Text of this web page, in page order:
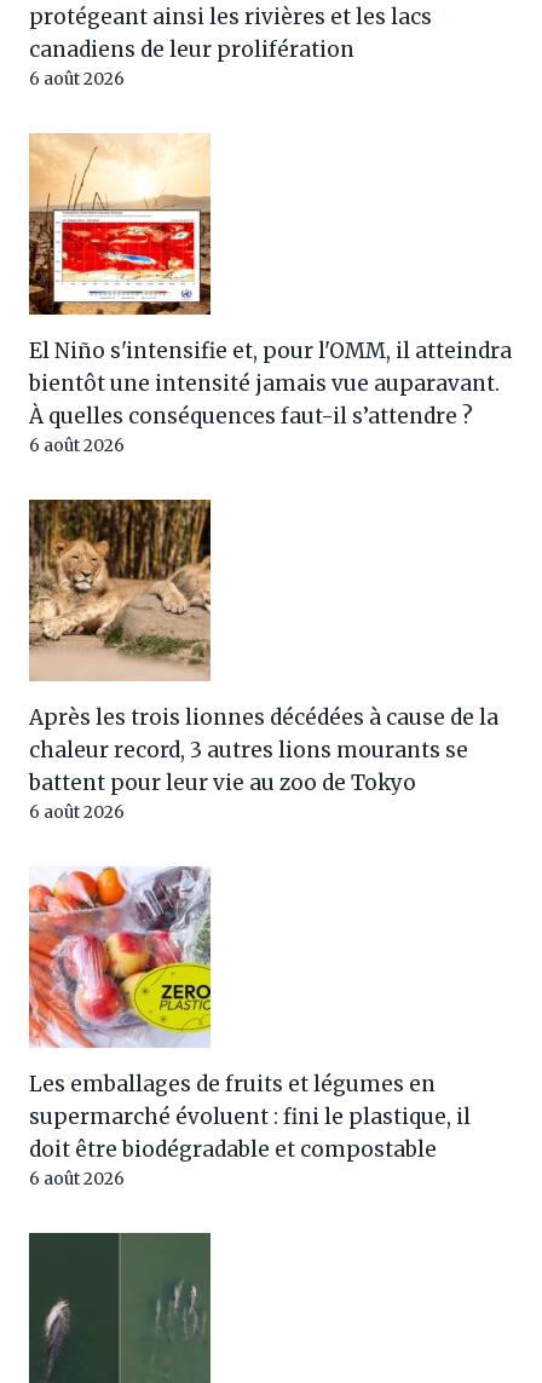
protégeant ainsi les rivières et les lacs
canadiens de leur prolifération
6 août 2026
El Niño s'intensifie et, pour l'OMM, il atteindra
bientôt une intensité jamais vue auparavant.
À quelles conséquences faut-il s’attendre ?
6 août 2026
Après les trois lionnes décédées à cause de la
chaleur record, 3 autres lions mourants se
battent pour leur vie au zoo de Tokyo
6 août 2026
Les emballages de fruits et légumes en
supermarché évoluent : fini le plastique, il
doit être biodégradable et compostable
6 août 2026